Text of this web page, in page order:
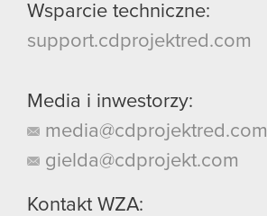
Wsparcie techniczne:
support.cdprojektred.com
Media i inwestorzy:
media@cdprojektred.com
gielda@cdprojekt.com
Kontakt WZA: